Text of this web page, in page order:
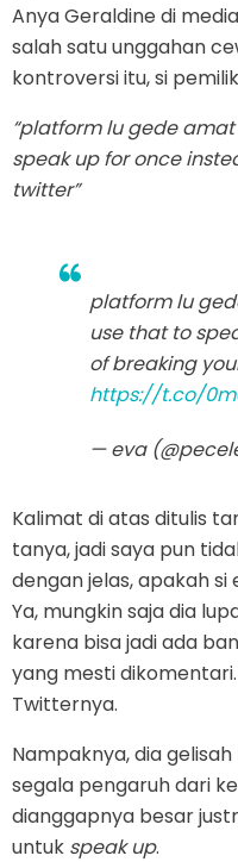
Anya Geraldine di
salah satu unggahan
kontroversi itu, si
“platform lu gede
speak up for once
twitter”
platform lu
use that to
of breaking
https://t.co/
— eva
Kalimat di atas ditulis
tanya, jadi saya pun
dengan jelas, apakah
Ya, mungkin saja dia
karena bisa jadi ada
yang mesti
Twitternya.
Nampaknya, dia
segala pengaruh dari
dianggapnya besar
untuk speak up.